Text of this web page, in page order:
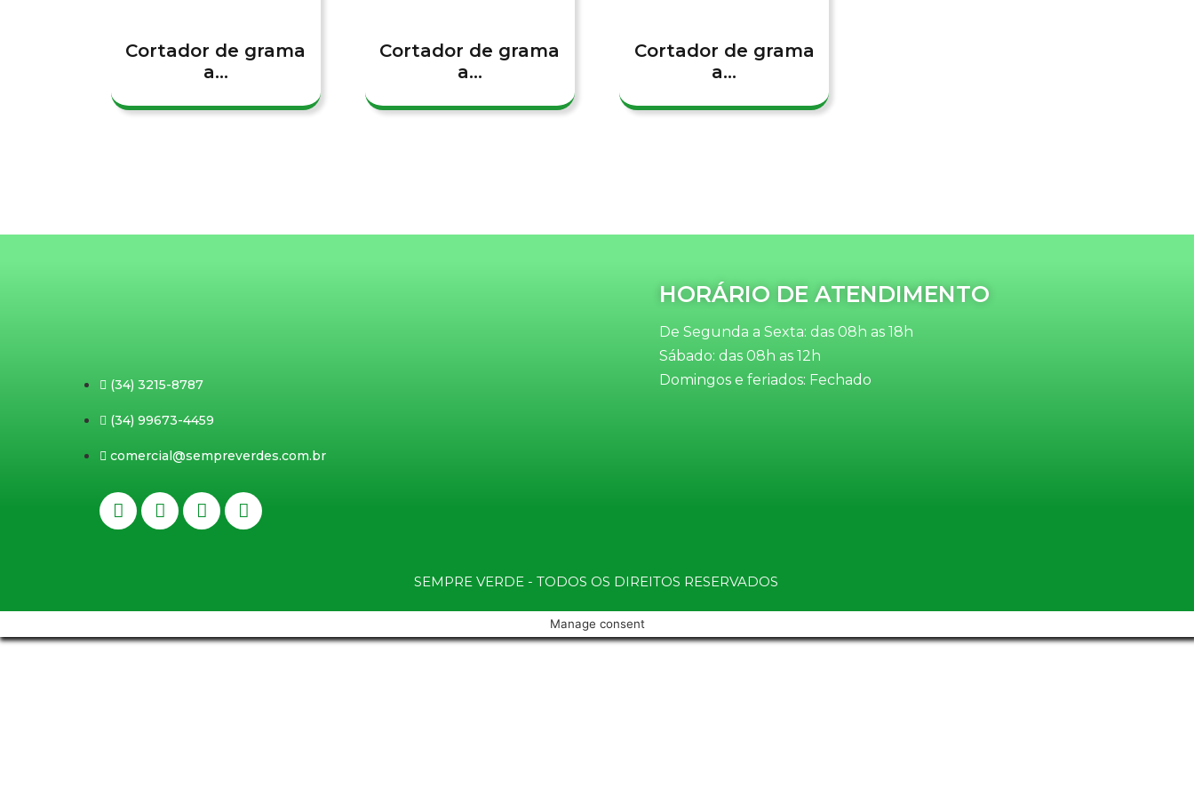
Cortador de grama
a...
Cortador de grama
a...
Cortador de grama
a...
(34) 3215-8787
(34) 99673-4459
comercial@sempreverdes.com.br
HORÁRIO DE ATENDIMENTO
De Segunda a Sexta: das 08h as 18h
Sábado: das 08h as 12h
Domingos e feriados: Fechado
SEMPRE VERDE - TODOS OS DIREITOS RESERVADOS
Manage consent